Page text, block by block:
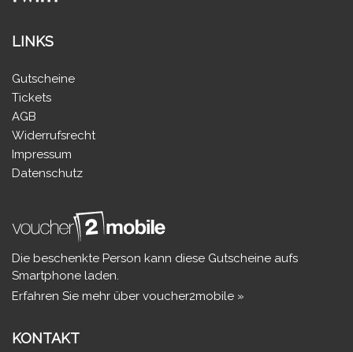
LINKS
Gutscheine
Tickets
AGB
Widerrufsrecht
Impressum
Datenschutz
Die beschenkte Person kann diese Gutscheine aufs
Smartphone laden.
Erfahren Sie mehr über voucher2mobile »
KONTAKT